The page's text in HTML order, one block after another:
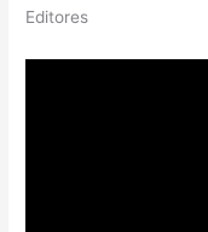
Editores